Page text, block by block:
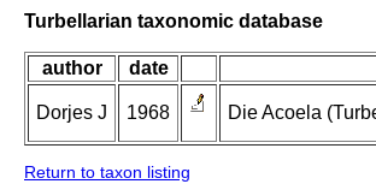
Turbellarian taxonomic database
author date
Dorjes J 1968 Die Acoela
Return to taxon listing